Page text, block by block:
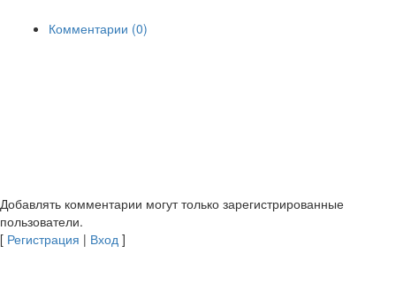
Комментарии (0)
Добавлять комментарии могут только зарегистрированные
пользователи.
[ Регистрация | Вход ]